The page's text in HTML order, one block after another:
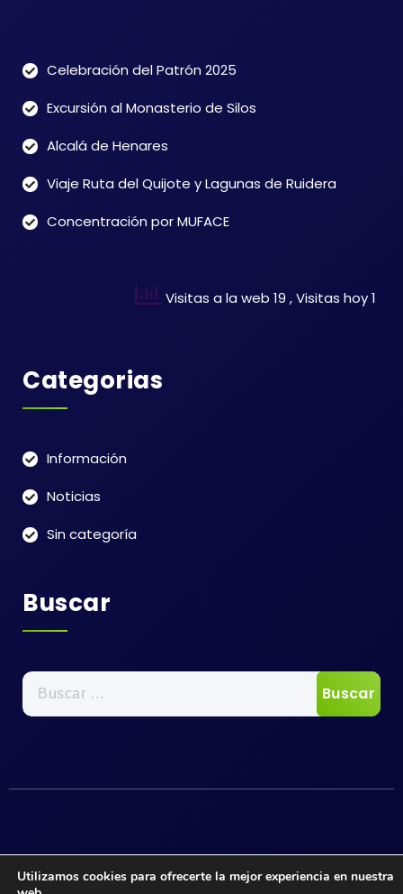
Celebración del Patrón 2025
Excursión al Monasterio de Silos
Alcalá de Henares
Viaje Ruta del Quijote y Lagunas de Ruidera
Concentración por MUFACE
Visitas a la web 19 , Visitas hoy 1
Categorias
Información
Noticias
Sin categoría
Buscar
Buscar:
Utilizamos cookies para ofrecerte la mejor experiencia en nuestra